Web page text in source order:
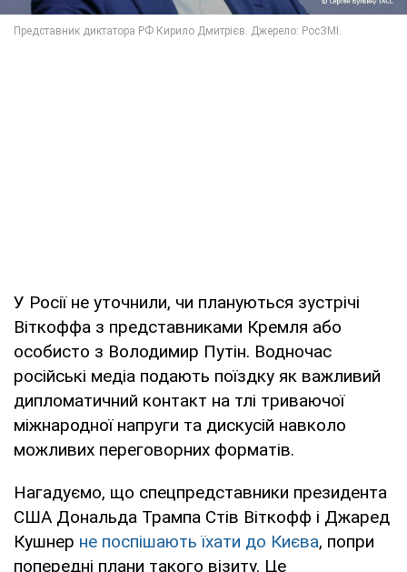
У Росії не уточнили, чи плануються зустрічі
Віткоффа з представниками Кремля або
особисто з Володимир Путін. Водночас
російські медіа подають поїздку як важливий
дипломатичний контакт на тлі триваючої
міжнародної напруги та дискусій навколо
можливих переговорних форматів.
Нагадуємо, що спецпредставники президента
США Дональда Трампа Стів Віткофф і Джаред
Кушнер не поспішають їхати до Києва, попри
попередні плани такого візиту. Це